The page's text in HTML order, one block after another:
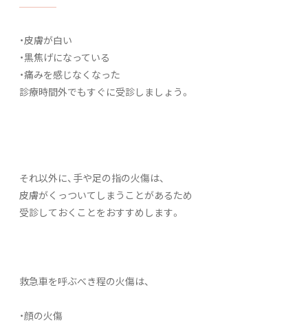
・皮膚が白い
・黒焦げになっている
・痛みを感じなくなった
診療時間外でもすぐに受診しましょう。
それ以外に、手や足の指の火傷は、
皮膚がくっついてしまうことがあるため
受診しておくことをおすすめします。
救急車を呼ぶべき程の火傷は、
・顔の火傷